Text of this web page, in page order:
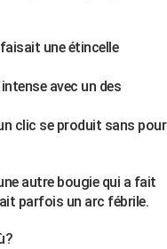
une étincelle
avec un des
clic se produit sans pour
autre bougie qui a fait
parfois un arc fébrile.